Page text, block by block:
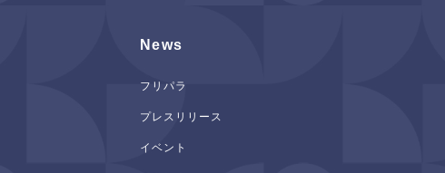
News
フリパラ
プレスリリース
イベント